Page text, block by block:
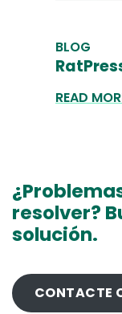
BLOG
READ
resolver?
solución.
CONTACTE